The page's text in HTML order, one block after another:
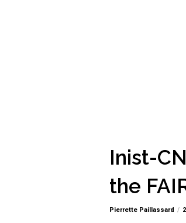
Inist-
the
Pierrette Paillassard